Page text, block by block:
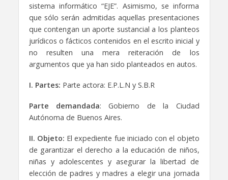
sistema informático “EJE”. Asimismo, se informa
que sólo serán admitidas aquellas presentaciones
que contengan un aporte sustancial a los planteos
jurídicos o fácticos contenidos en el escrito inicial y
no resulten una mera reiteración de los
argumentos que ya han sido planteados en autos.
I. Partes: Parte actora: E.P.L.N y S.B.R
Parte demandada: Gobierno de la Ciudad
Autónoma de Buenos Aires.
II. Objeto: El expediente fue iniciado con el objeto
de garantizar el derecho a la educación de niños,
niñas y adolescentes y asegurar la libertad de
elección de padres y madres a elegir una jornada